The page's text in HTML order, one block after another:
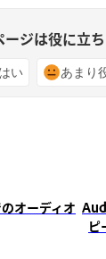
ージは役に立
はい あまり
オーディオ
ピ